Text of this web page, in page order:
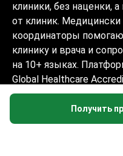
Получить
клиники, без наценки,
от клиник.
координаторы
клинику и врача и
на 10+ языках.
Global Healthcare
сертифицирована
Trustpilot и 4.4 на
Информация на сайте